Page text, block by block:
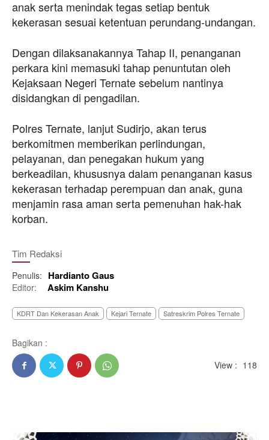
anak serta menindak tegas setiap bentuk
kekerasan sesuai ketentuan perundang-undangan.
Dengan dilaksanakannya Tahap II, penanganan
perkara kini memasuki tahap penuntutan oleh
Kejaksaan Negeri Ternate sebelum nantinya
disidangkan di pengadilan.
Polres Ternate, lanjut Sudirjo, akan terus
berkomitmen memberikan perlindungan,
pelayanan, dan penegakan hukum yang
berkeadilan, khususnya dalam penanganan kasus
kekerasan terhadap perempuan dan anak, guna
menjamin rasa aman serta pemenuhan hak-hak
korban.
Tim Redaksi
Penulis: Hardianto Gaus
Editor: Askim Kanshu
KDRT Dan Kekerasan Anak Kejari Ternate Satreskrim Polres Ternate
Bagikan :
View : 118